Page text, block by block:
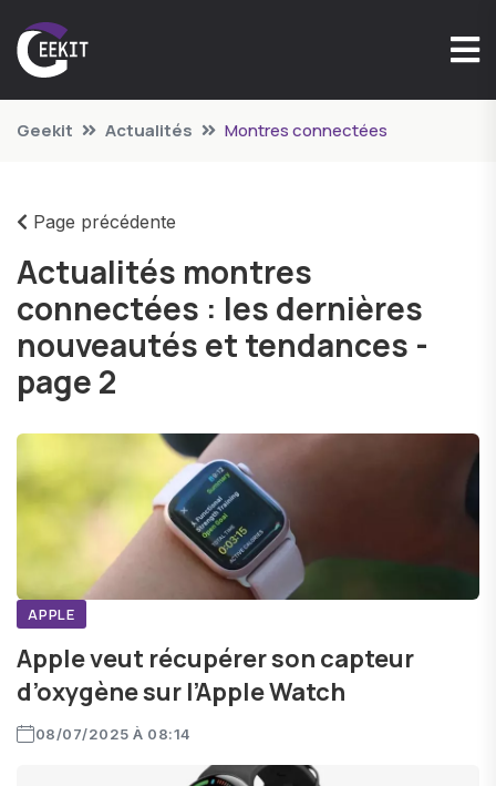
Geekit Actualités Montres connectées
Page précédente
Actualités montres
connectées : les dernières
nouveautés et tendances -
page 2
APPLE
Apple veut récupérer son capteur
d’oxygène sur l’Apple Watch
08/07/2025 À 08:14